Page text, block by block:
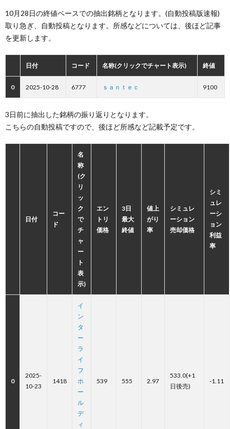
10月28日の終値ベースでの抽出銘柄となります。(自動投稿版速報)
取り急ぎ、自動投稿となります。所感などについては、後ほど記事
を更新します。
日付 コード 名称(クリックでチャート表示) 終値
0 2025-10-28 6777 ｓａｎｔｅｃ 9100
3日前に抽出した銘柄の振り返りとなります。
こちらの自動投稿ですので、後ほど所感など記載予定です。
日付
コー
ド
名
称
(ク
リ
ッ
ク
で
チ
ャ
ー
ト
表
示)
エン
トリ
価格
3日
最大
終値
値上
がり
率
シミュレ
ーション
売却価格
シミ
ュレ
ーシ
ョン
利益
率
0
2025-
10-23
1418
イ
ン
タ
ー
ラ
イ
フ
ホ
ー
ル
デ
ィ
539 555 2.97
533.0(+1
日後売)
-1.11